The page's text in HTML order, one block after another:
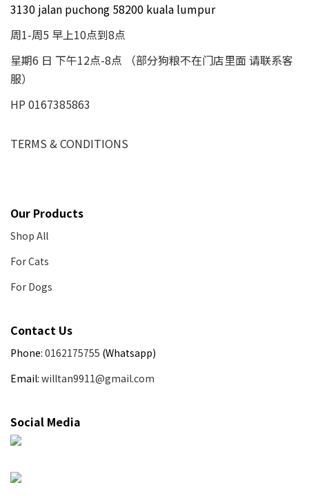
3130 jalan puchong 58200 kuala lumpur
周1-周5 早上10点到8点
星期6 日 下午12点-8点 （部分狗粮不在门店里面 请联系客
服）
HP 0167385863
TERMS & CONDITIONS
Our Products
Shop All
For Cats
For Dogs
Contact Us
Phone: 0162175755 (Whatsapp)
Email: willtan9911@gmail.com
Social Media